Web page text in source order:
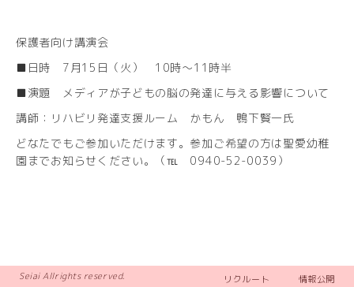
保護者向け講演会
■日時 7月15日（火） 10時～11時半
■演題 メディアが子どもの脳の発達に与える影響について
講師：リハビリ発達支援ルーム かもん 鴨下賢一氏
どなたでもご参加いただけます。参加ご希望の方は聖愛幼稚
園までお知らせください。（℡ 0940-52-0039）
Seiai Allrights reserved. リクルート 情報公開